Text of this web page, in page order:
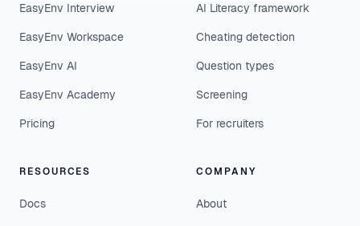
EasyEnv Interview
EasyEnv Workspace
EasyEnv AI
EasyEnv Academy
Pricing
AI Literacy framework
Cheating detection
Question types
Screening
For recruiters
RESOURCES
Docs
COMPANY
About